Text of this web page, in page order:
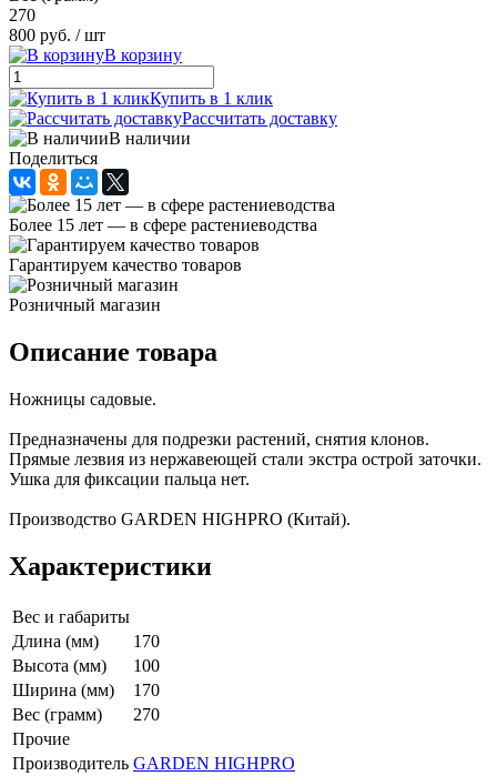
270
800 руб. / шт
В корзину
Купить в 1 клик
Рассчитать доставку
В наличии
Поделиться
Более 15 лет — в сфере растениеводства
Гарантируем качество товаров
Розничный магазин
Описание товара
Ножницы садовые.
Предназначены для подрезки растений, снятия клонов.
Прямые лезвия из нержавеющей стали экстра острой заточки.
Ушка для фиксации пальца нет.
Производство GARDEN HIGHPRO (Китай).
Характеристики
Вес и габариты
Длина (мм)
170
Высота (мм)
100
Ширина (мм)
170
Вес (грамм)
270
Прочие
Производитель GARDEN HIGHPRO